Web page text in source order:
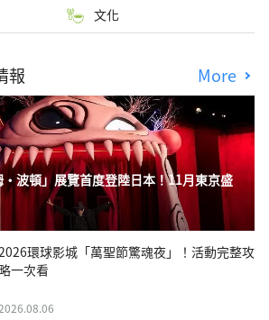
文化
報 More
波頓」展覽首度登陸日本！11月東京盛
環球影城「萬聖節驚魂夜」！活動完整攻
略一次看